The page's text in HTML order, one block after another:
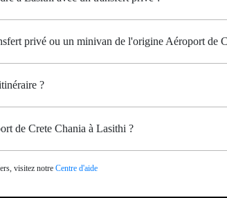
privé ou un minivan de l'origine Aéroport de
?
de Crete Chania à Lasithi ?
visitez notre Centre d'aide